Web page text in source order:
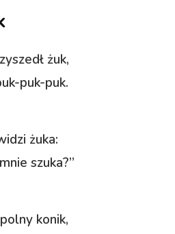
żuk,
puk-puk.
żuka:
szuka?”
konik,